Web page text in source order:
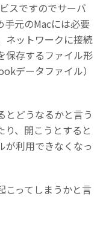
スですのでサーバ
手元のMacには必要
ネットワークに接続
保存するファイル形
データファイル）
とどうなるかと言う
り、開こうとすると
が利用できなくなっ
こってしまうかと言